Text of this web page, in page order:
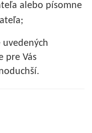
alebo písomne
pre Vás